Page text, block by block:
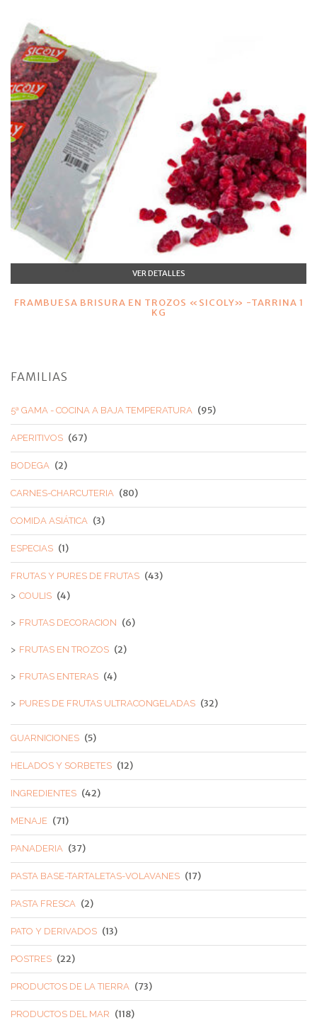
VER DETALLES
FRAMBUESA BRISURA EN TROZOS «SICOLY» -TARRINA 1
KG
FAMILIAS
5ª GAMA - COCINA A BAJA TEMPERATURA (95)
APERITIVOS (67)
BODEGA (2)
CARNES-CHARCUTERIA (80)
COMIDA ASIÁTICA (3)
ESPECIAS (1)
FRUTAS Y PURES DE FRUTAS (43)
COULIS (4)
FRUTAS DECORACION (6)
FRUTAS EN TROZOS (2)
FRUTAS ENTERAS (4)
PURES DE FRUTAS ULTRACONGELADAS (32)
GUARNICIONES (5)
HELADOS Y SORBETES (12)
INGREDIENTES (42)
MENAJE (71)
PANADERIA (37)
PASTA BASE-TARTALETAS-VOLAVANES (17)
PASTA FRESCA (2)
PATO Y DERIVADOS (13)
POSTRES (22)
PRODUCTOS DE LA TIERRA (73)
PRODUCTOS DEL MAR (118)